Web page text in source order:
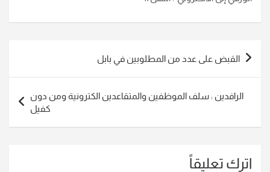
تصفّح
المقالات
القبض على عدد من المطلوبين في بابل
الرافدين : سلف الموظفين والمتقاعدين الكترونية ومن دون
كفيل
اترك تعليقاً